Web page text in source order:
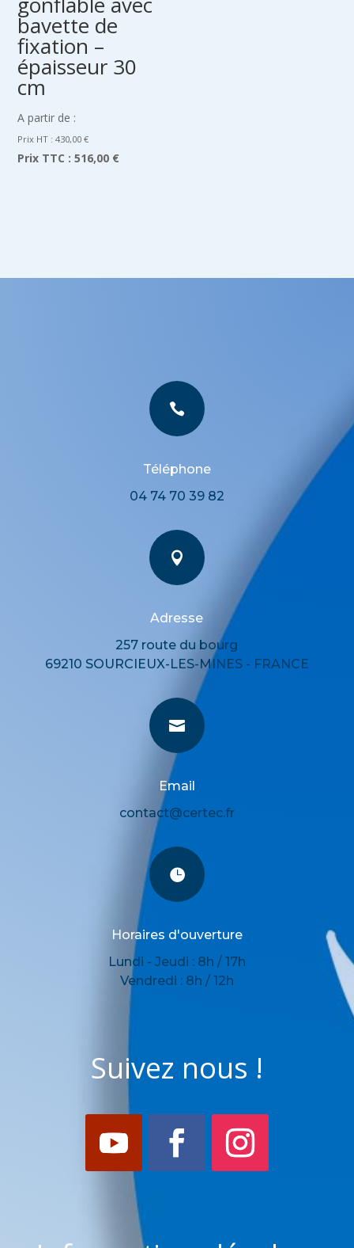
bavette de
fixation –
épaisseur 30
cm
A partir de :
Prix HT : 430,00€
Prix TTC : 516,00 €

Téléphone
04 74 70 39 82

Adresse
257 route du bourg
69210 SOURCIEUX-LES-MINES - FRANCE

Email
contact@certec.fr

Horaires d'ouverture
Lundi - Jeudi : 8h / 17h
Vendredi : 8h / 12h
Suivez nous !